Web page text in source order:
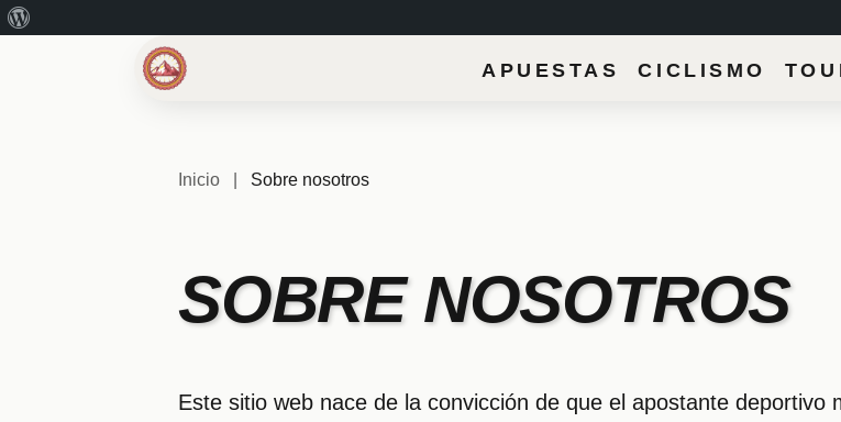
APUESTAS CICLISMO
Inicio Sobre nosotros
SOBRE NOSOTROS
Este sitio web nace de la convicción de que el apostante